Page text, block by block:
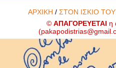
ΑΡΧΙΚΗ /ΣΤΟΝ ΙΣΚΙΟ
©ΑΠΑΓΟΡΕΥΕΤΑΙ η
(